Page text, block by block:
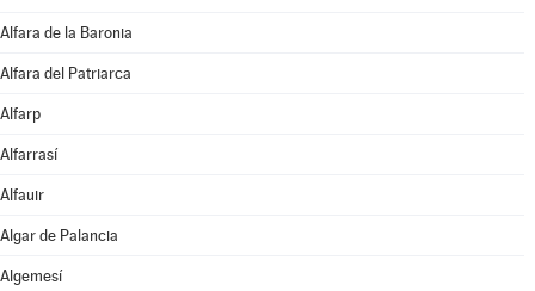
Alfara de la Baronia
Alfara del Patriarca
Alfarp
Alfarrasí
Alfauir
Algar de Palancia
Algemesí